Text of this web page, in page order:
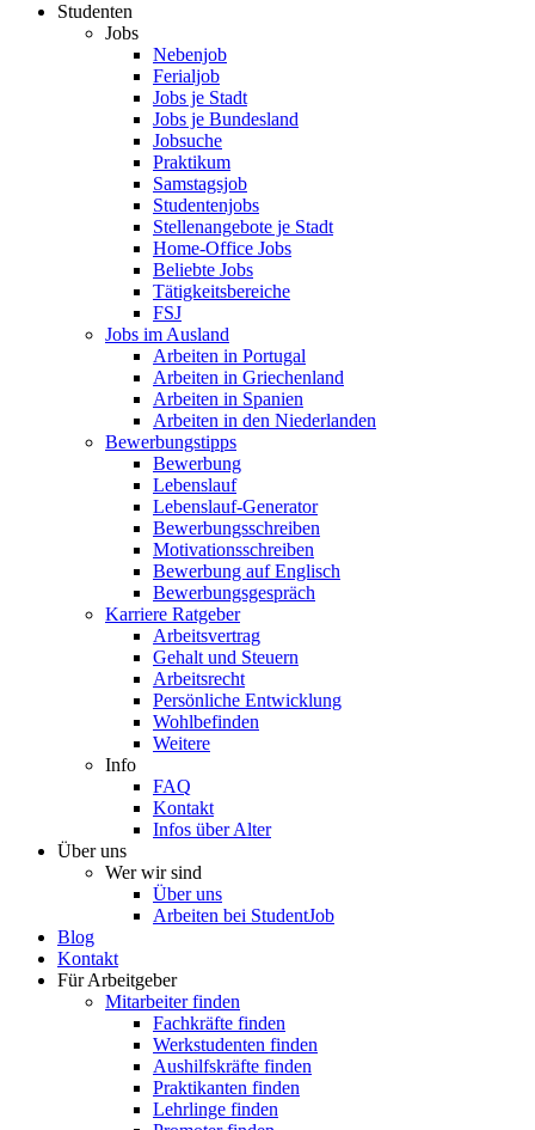
Studenten
Jobs
Nebenjob
Ferialjob
Jobs je Stadt
Jobs je Bundesland
Jobsuche
Praktikum
Samstagsjob
Studentenjobs
Stellenangebote je Stadt
Home-Office Jobs
Beliebte Jobs
Tätigkeitsbereiche
FSJ
Jobs im Ausland
Arbeiten in Portugal
Arbeiten in Griechenland
Arbeiten in Spanien
Arbeiten in den Niederlanden
Bewerbungstipps
Bewerbung
Lebenslauf
Lebenslauf-Generator
Bewerbungsschreiben
Motivationsschreiben
Bewerbung auf Englisch
Bewerbungsgespräch
Karriere Ratgeber
Arbeitsvertrag
Gehalt und Steuern
Arbeitsrecht
Persönliche Entwicklung
Wohlbefinden
Weitere
Info
FAQ
Kontakt
Infos über Alter
Über uns
Wer wir sind
Über uns
Arbeiten bei StudentJob
Blog
Kontakt
Für Arbeitgeber
Mitarbeiter finden
Fachkräfte finden
Werkstudenten finden
Aushilfskräfte finden
Praktikanten finden
Lehrlinge finden